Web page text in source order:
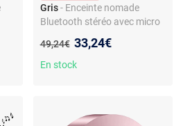
Gris - Enceinte nomade
Bluetooth stéréo avec micro
— lecture carte TF — entrée
AUX — commandes tactiles
Ancien prix :
49,24€ Nouveau prix :
33,24€
En stock